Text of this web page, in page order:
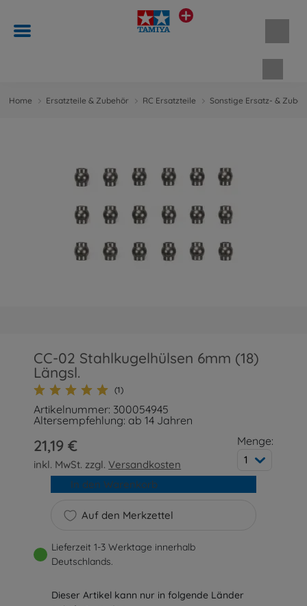
Home Ersatzteile & Zubehör RC Ersatzteile Sonstige Ersatz- &
CC-02 Stahlkugelhülsen 6mm (18)
Längsl.
(1)
Artikelnummer: 300054945
Altersempfehlung: ab 14 Jahren
21,19 €
inkl. MwSt. zzgl.Versandkosten
Menge:
1
Auf den Merkzettel
In den Warenkorb
Lieferzeit 1-3 Werktage innerhalb
Deutschlands.
Dieser Artikel kann nur in folgende Länder